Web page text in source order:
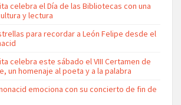
celebra el Día de las Bibliotecas con una
y lectura
para recordar a León Felipe desde el
celebra este sábado el VIII Certamen de
un homenaje al poeta y a la palabra
emociona con su concierto de fin de